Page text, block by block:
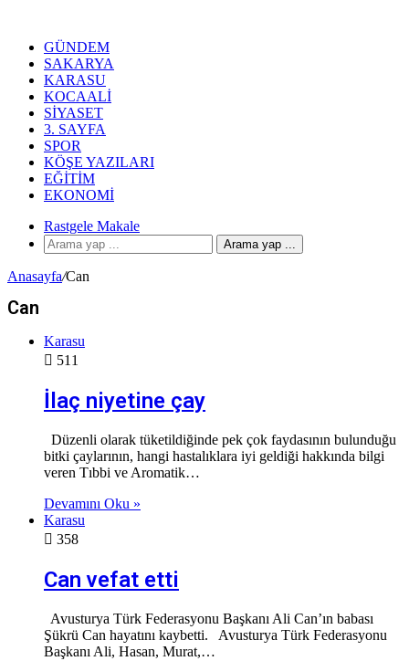
GÜNDEM
SAKARYA
KARASU
KOCAALI
SIYASET
3. SAYFA
SPOR
KÖŞE YAZILARI
EĞITIM
EKONOMI
Rastgele Makale
Arama yap ...
Anasayfa/Can
Can
Karasu
511
İlaç niyetine çay
Düzenli olarak tüketildiğinde pek çok faydasının bulunduğu
bitki çaylarının, hangi hastalıklara iyi geldiği hakkında bilgi
veren Tıbbi ve Aromatik…
Devamını Oku »
Karasu
358
Can vefat etti
Avusturya Türk Federasyonu Başkanı Ali Can’ın babası
Şükrü Can hayatını kaybetti. Avusturya Türk Federasyonu
Başkanı Ali, Hasan, Murat,…